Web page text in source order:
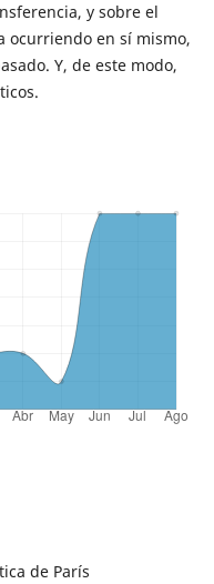
y sobre el
ocurriendo en sí mismo,
Y, de este modo,
de París